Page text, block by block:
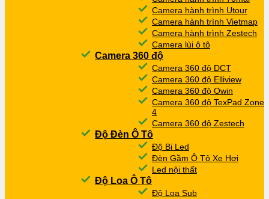
Camera hành trình Utour
Camera hành trình Vietmap
Camera hành trình Zestech
Camera lùi ô tô
Camera 360 độ
Camera 360 độ DCT
Camera 360 độ Elliview
Camera 360 độ Owin
Camera 360 độ TexPad Zone
4
Camera 360 độ Zestech
Độ Đèn Ô Tô
Độ Bi Led
Đèn Gầm Ô Tô Xe Hơi
Led nội thất
Độ Loa Ô Tô
Độ Loa Sub